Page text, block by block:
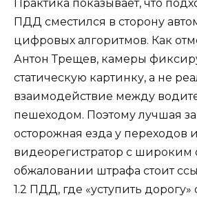
Практика показывает, что
ПДД сместился в сторону
цифровых алгоритмов. Как
Антон Трещев, камеры
статическую картинку, а не
взаимодействие между
пешеходом. Поэтому лучшая
осторожная езда у переходов
видеорегистратор с широким
обжаловании штрафа стоит
1.2 ПДД, где «уступить дорогу»